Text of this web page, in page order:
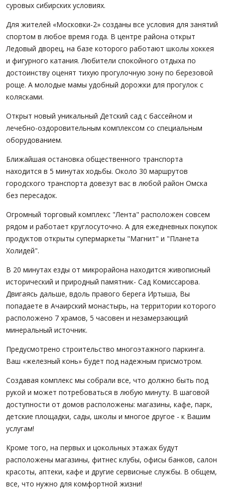
суровых сибирских условиях.
Для жителей «Московки-2» созданы все условия для занятий
спортом в любое время года. В центре района открыт
Ледовый дворец, на базе которого работают школы хоккея
и фигурного катания. Любители спокойного отдыха по
достоинству оценят тихую прогулочную зону по березовой
роще. А молодые мамы удобный дорожки для прогулок с
колясками.
Открыт новый уникальный Детский сад с бассейном и
лечебно-оздоровительным комплексом со специальным
оборудованием.
Ближайшая остановка общественного транспорта
находится в 5 минутах ходьбы. Около 30 маршрутов
городского транспорта довезут вас в любой район Омска
без пересадок.
Огромный торговый комплекс "Лента" расположен совсем
рядом и работает круглосуточно. А для ежедневных покупок
продуктов открыты супермаркеты "Магнит" и "Планета
Холидей".
В 20 минутах езды от микрорайона находится живописный
исторический и природный памятник- Сад Комиссарова.
Двигаясь дальше, вдоль правого берега Иртыша, Вы
попадаете в Ачаирский монастырь, на территории которого
расположено 7 храмов, 5 часовен и незамерзающий
минеральный источник.
Предусмотрено строительство многоэтажного паркинга.
Ваш «железный конь» будет под надежным присмотром.
Создавая комплекс мы собрали все, что должно быть под
рукой и может потребоваться в любую минуту. В шаговой
доступности от домов расположены: магазины, кафе, парк,
детские площадки, сады, школы и многое другое - к Вашим
услугам!
Кроме того, на первых и цокольных этажах будут
расположены магазины, фитнес клубы, офисы банков, салон
красоты, аптеки, кафе и другие сервисные службы. В общем,
все, что нужно для комфортной жизни!